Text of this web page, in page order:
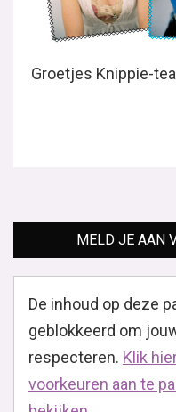
Groetjes Knippie-
MELD JE AAN
De inhoud op deze
geblokkeerd om
respecteren. Klik
voorkeuren aan te